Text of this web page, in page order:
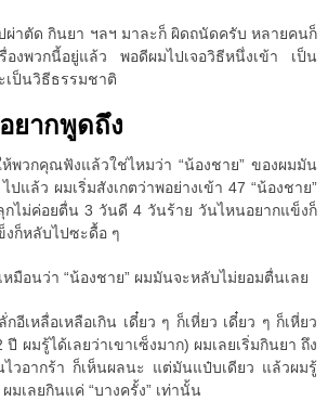
ผ่าตัด กินยา ฯลฯ มาละก็ ผิดถนัดครับ หลายคนก็
องพวกนี้อยู่แล้ว พอดีผมไปเจอวิธีหนึ่งเข้า เป็น
เป็นวิธีธรรมชาติ
ยากพูดถึง
พวกคุณฟังแล้วใช่ไหมว่า “น้องชาย” ของผมมัน
ไปแล้ว ผมเริ่มสังเกตว่าพอย่างเข้า 47 “น้องชาย”
กไม่ค่อยตื่น 3 วันดี 4 วันร้าย วันไหนอยากแข็งก็
ก็หลับไปซะดื้อ ๆ
มือนว่า “น้องชาย” ผมมันจะหลับไม่ยอมตื่นเลย
อีเหลื่อเหลือเกิน เดี๋ยว ๆ ก็เหี่ยว เดี๋ยว ๆ ก็เหี่ยว
ผมรู้ได้เลยว่าเขาเซ็งมาก) ผมเลยเริ่มกินยา ถึง
ไวอากร้า ก็เห็นผลนะ แต่มันแป๋บเดียว แล้วผมรู้
มเลยกินแค่ “บางครั้ง” เท่านั้น